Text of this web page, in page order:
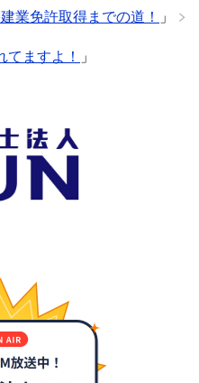
業免許取得までの道！ 」
ますよ！ 」